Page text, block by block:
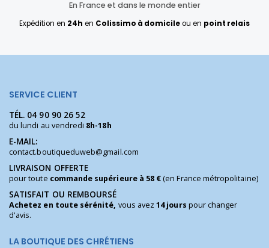
En France et dans le monde entier
Expédition en 24h en Colissimo à domicileou en point relais
SERVICE CLIENT
TÉL. 04 90 90 26 52
du lundi au vendredi 8h-18h
E-MAIL:
contact.boutiqueduweb@gmail.com
LIVRAISON OFFERTE
pour toute commande supérieure à 58 €(en France métropolitaine)
SATISFAIT OU REMBOURSÉ
Achetez en toute sérénité, vous avez14 jours pour changer
d'avis.
LA BOUTIQUE DES CHRÉTIENS